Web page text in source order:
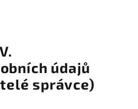
V.
údajů
správce)